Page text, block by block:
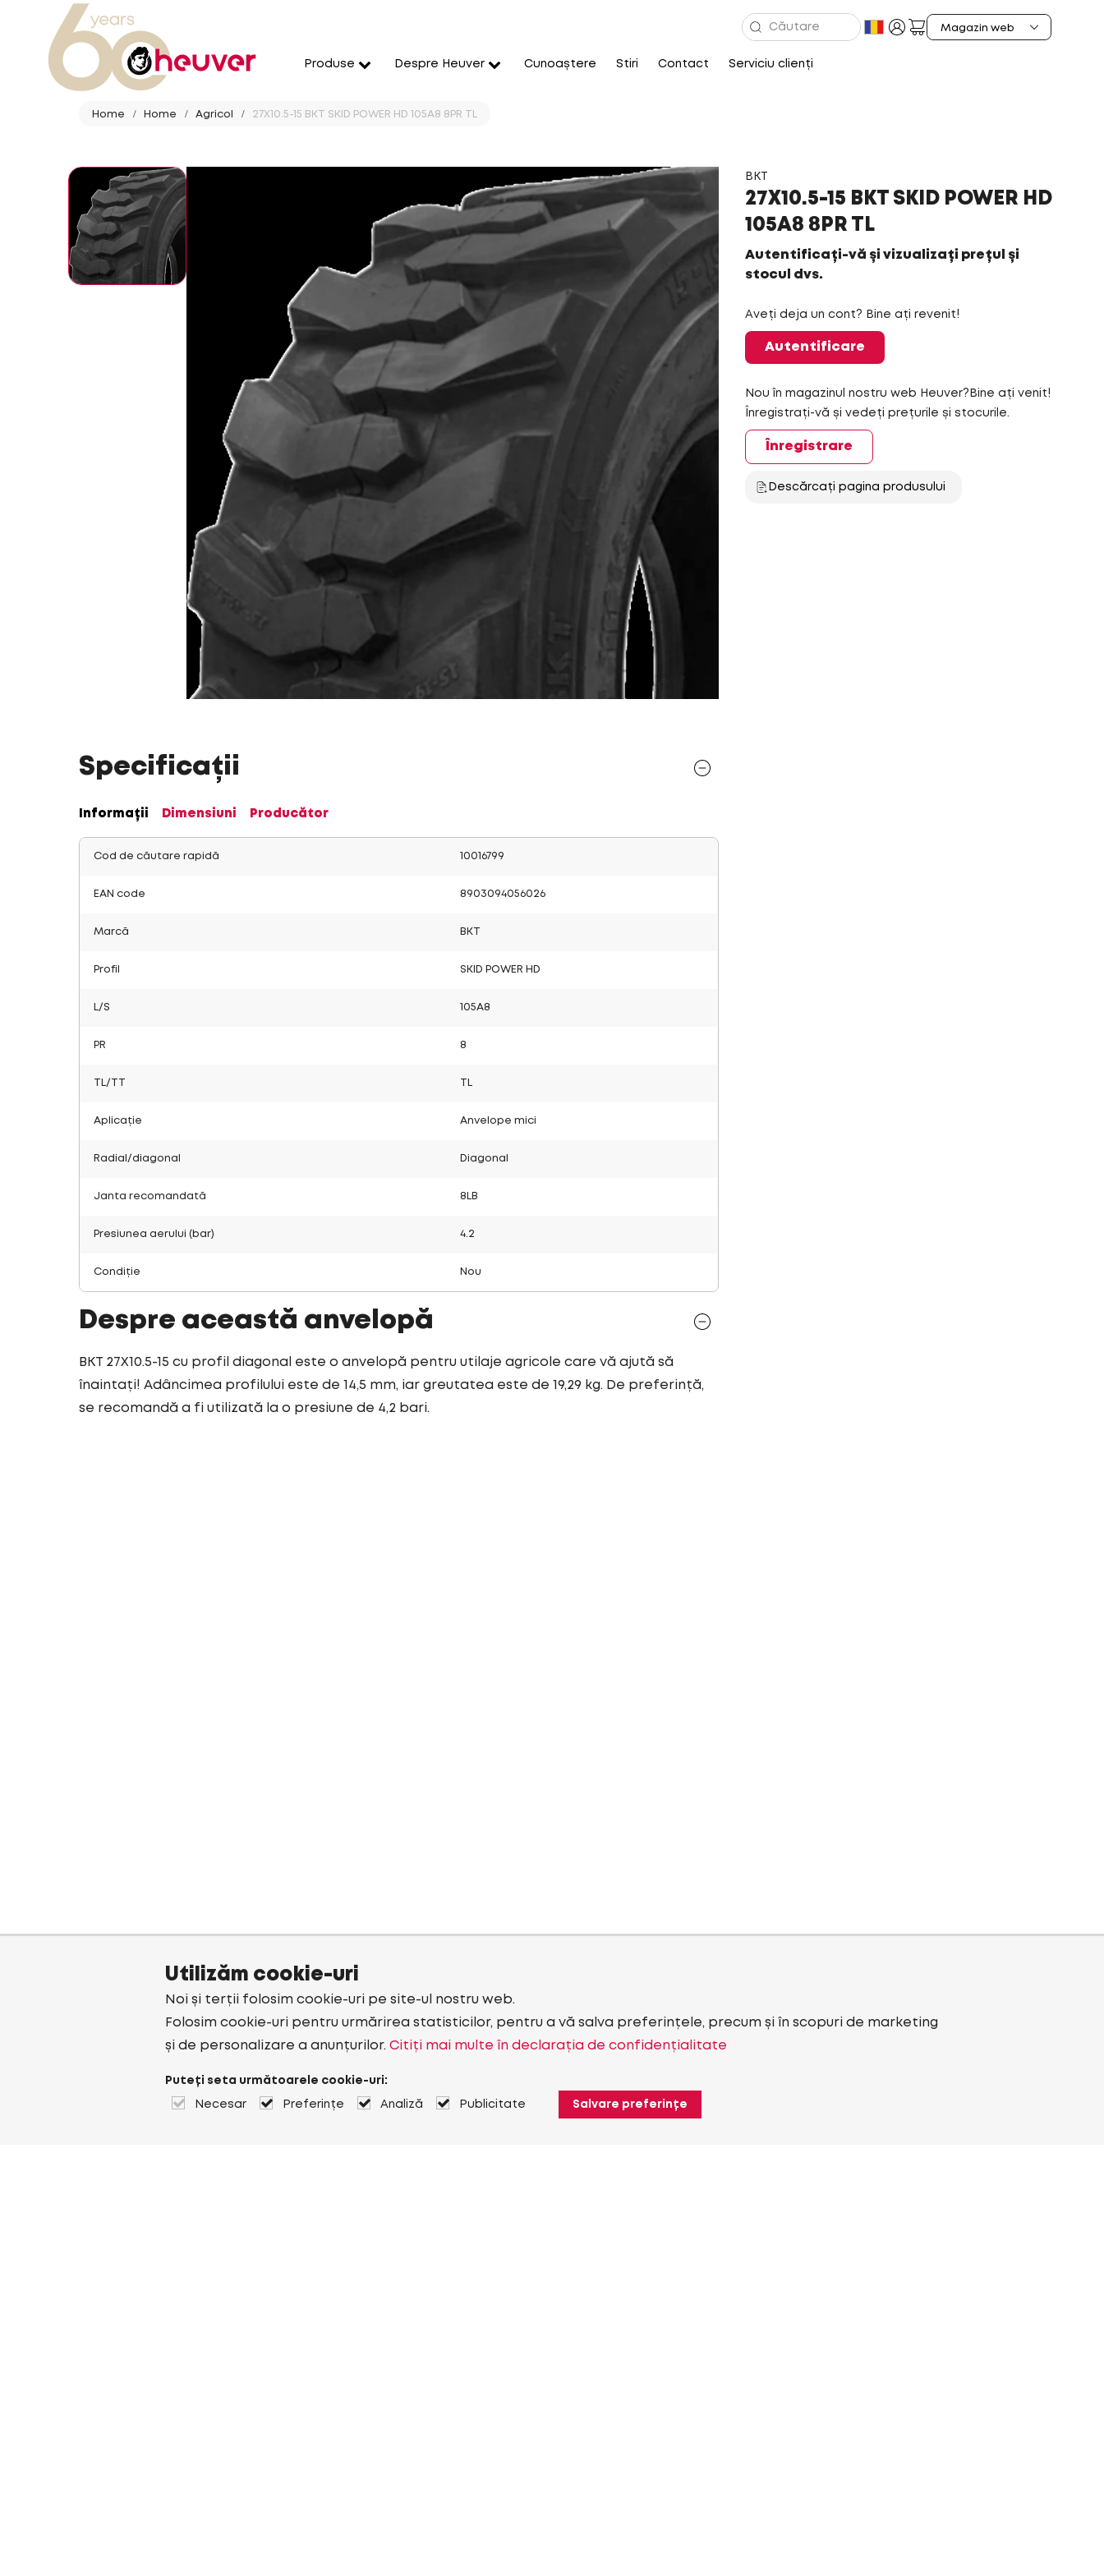
Produse Despre Heuver Cunoaștere Stiri Contact Serviciu clienți
Home Home Agricol 27X10.5-15 BKT SKID POWER HD 105A8 8PR TL
BKT
27X10.5-15 BKT SKID POWER HD
105A8 8PR TL
Autentificați-vă și vizualizați prețul și
stocul dvs.
Aveți deja un cont? Bine ați revenit!
Autentificare
Nou în magazinul nostru web Heuver?Bine ați venit!
Înregistrați-vă și vedeți prețurile și stocurile.
Înregistrare
Descărcați pagina produsului
Specificații
Informații Dimensiuni Producător
Cod de căutare rapidă 10016799
EAN code 8903094056026
Marcă BKT
Profil SKID POWER HD
L/S 105A8
PR 8
TL/TT
Aplicație Anvelope mici
Radial/diagonal Diagonal
Janta recomandată 8LB
Presiunea aerului (bar) 4.2
Condiție Nou
Despre această anvelopă
BKT 27X10.5-15 cu profil diagonal este o anvelopă pentru utilaje agricole care vă ajută să
înaintați! Adâncimea profilului este de 14,5 mm, iar greutatea este de 19,29 kg. De preferință,
se recomandă a fi utilizată la o presiune de 4,2 bari.
Utilizăm cookie-uri
Noi și terții folosim cookie-uri pe site-ul nostru web.
Folosim cookie-uri pentru urmărirea statisticilor, pentru a vă salva preferințele, precum și în scopuri de marketing
și de personalizare a anunțurilor. Citiți mai multe în declarația de confidențialitate
Puteți seta următoarele cookie-uri:
Necesar Preferințe Analiză Publicitate Salvare preferințe